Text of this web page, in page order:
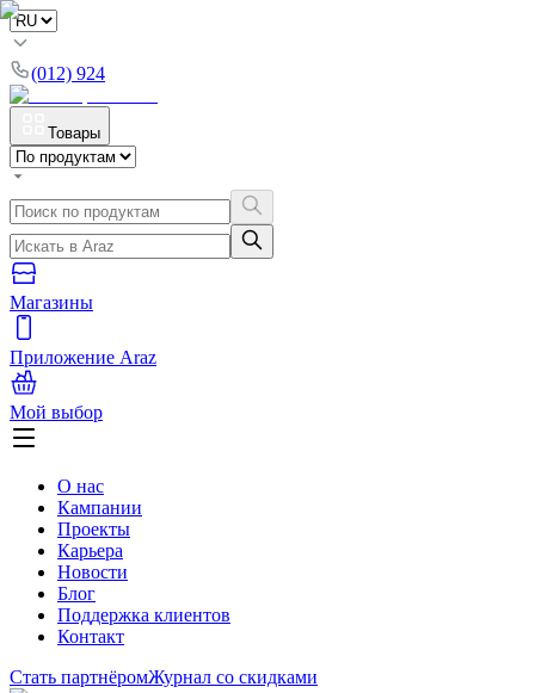
(012) 924
Товары
Магазины
Приложение Araz
Мой выбор
О нас
Кампании
Проекты
Карьера
Новости
Блог
Поддержка клиентов
Контакт
Стать партнёромЖурнал со скидками